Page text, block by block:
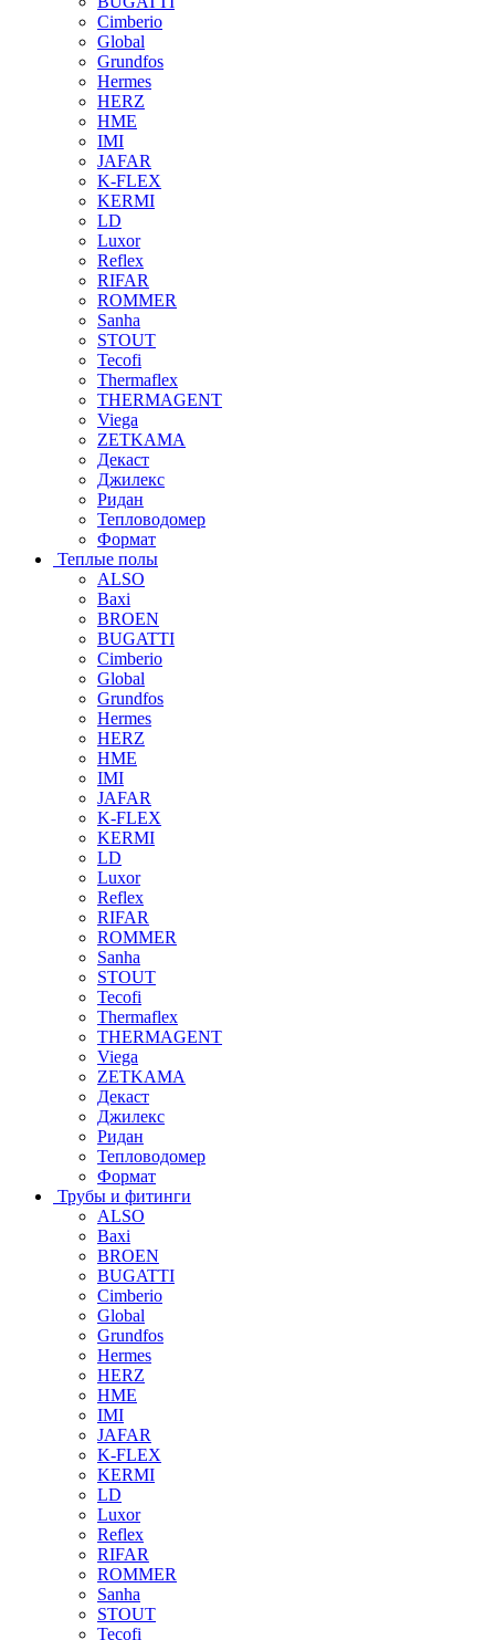
Cimberio
Global
Grundfos
Hermes
HERZ
HME
IMI
JAFAR
K-FLEX
KERMI
LD
Luxor
Reflex
RIFAR
ROMMER
Sanha
STOUT
Tecofi
Thermaflex
THERMAGENT
Viega
ZETKAMA
Декаст
Джилекс
Ридан
Тепловодомер
Формат
Теплые полы
ALSO
Baxi
BROEN
BUGATTI
Cimberio
Global
Grundfos
Hermes
HERZ
HME
IMI
JAFAR
K-FLEX
KERMI
LD
Luxor
Reflex
RIFAR
ROMMER
Sanha
STOUT
Tecofi
Thermaflex
THERMAGENT
Viega
ZETKAMA
Декаст
Джилекс
Ридан
Тепловодомер
Формат
Трубы и фитинги
ALSO
Baxi
BROEN
BUGATTI
Cimberio
Global
Grundfos
Hermes
HERZ
HME
IMI
JAFAR
K-FLEX
KERMI
LD
Luxor
Reflex
RIFAR
ROMMER
Sanha
STOUT
Tecofi